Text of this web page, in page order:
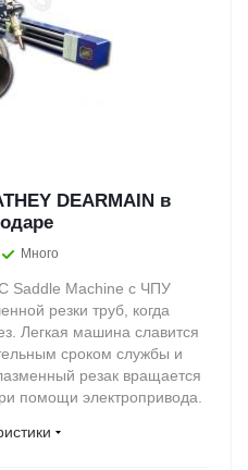
DEARMAIN в
Много
Saddle Machine с ЧПУ
резки труб, когда
Легкая машина славится
сроком службы и
резак вращается
помощи электропривода.